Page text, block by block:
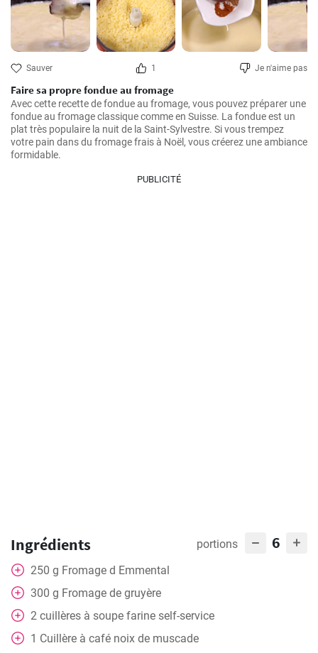
Sauver 1 Je n'aime pas
Faire sa propre fondue au fromage
Avec cette recette de fondue au fromage, vous pouvez préparer une
fondue au fromage classique comme en Suisse. La fondue est un
plat très populaire la nuit de la Saint-Sylvestre. Si vous trempez
votre pain dans du fromage frais à Noël, vous créerez une ambiance
formidable.
PUBLICITÉ
Ingrédients portions 6
250 g Fromage d Emmental
300 g Fromage de gruyère
2 cuillères à soupe farine self-service
1 Cuillère à café noix de muscade